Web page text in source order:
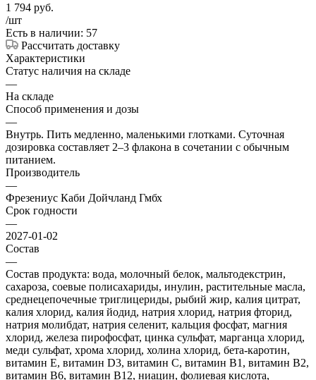
1 794 руб.
/шт
Есть в наличии: 57
Рассчитать доставку
Характеристики
Статус наличия на складе
—
На складе
Способ применения и дозы
—
Внутрь. Пить медленно, маленькими глотками. Суточная
дозировка составляет 2–3 флакона в сочетании с обычным
питанием.
Производитель
—
Фрезениус Каби Дойчланд Гмбх
Срок годности
—
2027-01-02
Состав
—
Состав продукта: вода, молочный белок, мальтодекстрин,
сахароза, соевые полисахариды, инулин, растительные масла,
среднецепочечные триглицериды, рыбий жир, калия цитрат,
калия хлорид, калия йодид, натрия хлорид, натрия фторид,
натрия молибдат, натрия селенит, кальция фосфат, магния
хлорид, железа пирофосфат, цинка сульфат, марганца хлорид,
меди сульфат, хрома хлорид, холина хлорид, бета-каротин,
витамин Е, витамин D3, витамин С, витамин В1, витамин В2,
витамин В6, витамин В12, ниацин, фолиевая кислота,